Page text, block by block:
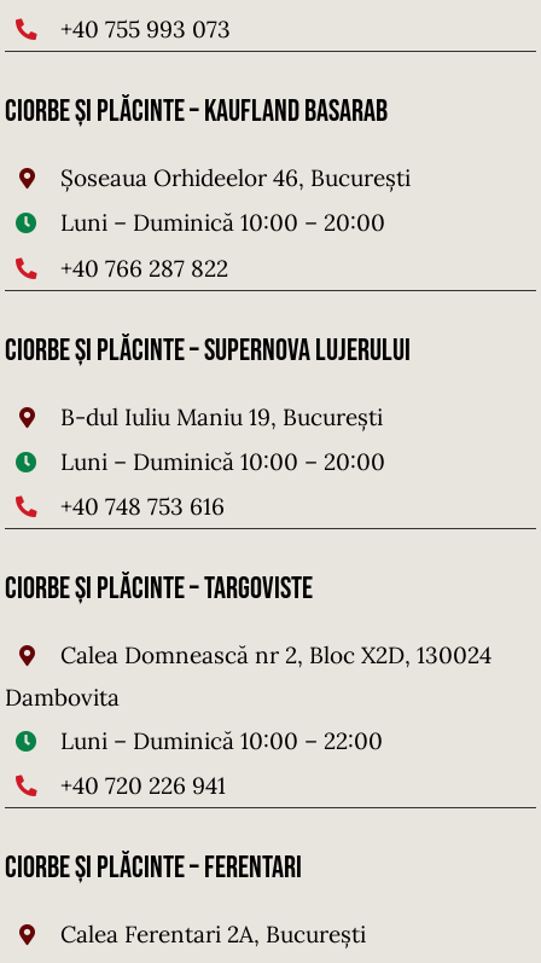
+40 755 993 073
Ciorbe și Plăcinte – Kaufland Basarab
Șoseaua Orhideelor 46, București
Luni – Duminică 10:00 – 20:00
+40 766 287 822
Ciorbe și Plăcinte – SuperNova Lujerului
B-dul Iuliu Maniu 19, București
Luni – Duminică 10:00 – 20:00
+40 748 753 616
Ciorbe și Plăcinte – Targoviste
Calea Domnească nr 2, Bloc X2D, 130024
Dambovita
Luni – Duminică 10:00 – 22:00
+40 720 226 941
Ciorbe și Plăcinte – FERENTARI
Calea Ferentari 2A, București